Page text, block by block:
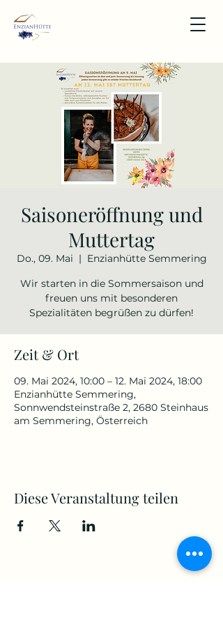
Saisoneröffnung und
Muttertag
Do., 09. Mai
  |
Enzianhütte Semmering
Wir starten in die Sommersaison und
freuen uns mit besonderen
Spezialitäten begrüßen zu dürfen!
Zeit & Ort
09. Mai 2024, 10:00 – 12. Mai 2024, 18:00
Enzianhütte Semmering,
Sonnwendsteinstraße 2, 2680 Steinhaus
am Semmering, Österreich
Diese Veranstaltung teilen